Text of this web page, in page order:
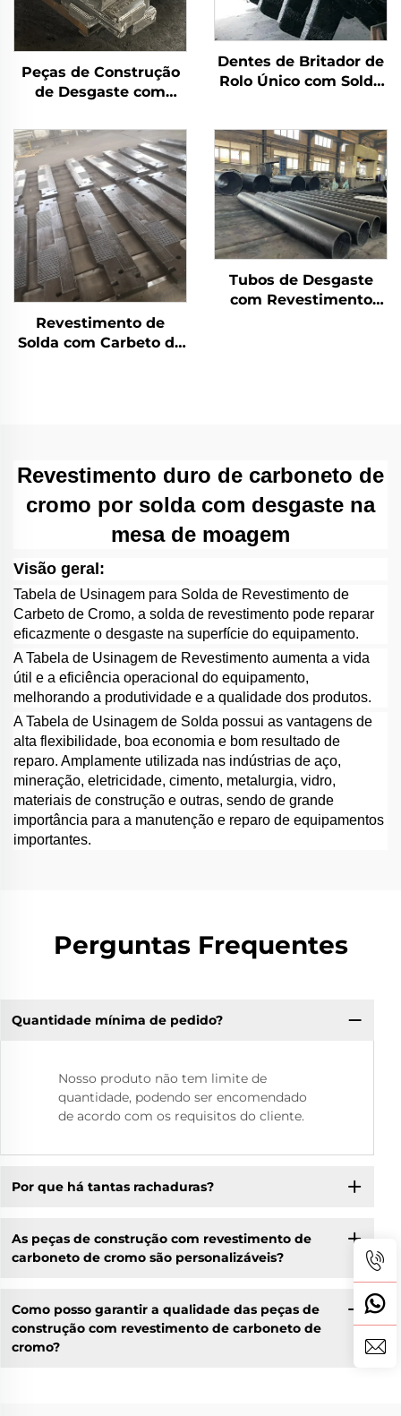
Peças de Construção
de Desgaste com
Carbeto de Cromo
(CCO)
Dentes de Britador de
Rolo Único com Solda
Revestimento de
Solda com Carbeto de
Tubos de Desgaste
com Revestimento
Revestimento duro de carboneto de
cromo por solda com desgaste na
mesa de moagem
Visão geral:
Tabela de Usinagem para Solda de Revestimento de
Carbeto de Cromo, a solda de revestimento pode reparar
eficazmente o desgaste na superfície do equipamento.
A Tabela de Usinagem de Revestimento aumenta a vida
útil e a eficiência operacional do equipamento,
melhorando a produtividade e a qualidade dos produtos.
A Tabela de Usinagem de Solda possui as vantagens de
alta flexibilidade, boa economia e bom resultado de
reparo. Amplamente utilizada nas indústrias de aço,
mineração, eletricidade, cimento, metalurgia, vidro,
materiais de construção e outras, sendo de grande
importância para a manutenção e reparo de equipamentos
importantes.
Perguntas Frequentes
Quantidade mínima de pedido?
Nosso produto não tem limite de
quantidade, podendo ser encomendado
de acordo com os requisitos do cliente.
Por que há tantas rachaduras?
As peças de construção com revestimento de
carboneto de cromo são personalizáveis?
Como posso garantir a qualidade das peças de
construção com revestimento de carboneto de
cromo?